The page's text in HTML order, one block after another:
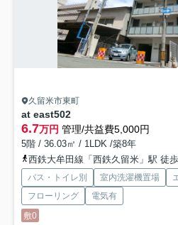
久留米市東町
at east502
6.7万円 管理/共益費5,000円
5階 / 36.03㎡ / 1LDK /築8年
西鉄大牟田線「西鉄久留米」駅 徒
バス・トイレ別 室内洗濯機置場
フローリング
電気有
敷0